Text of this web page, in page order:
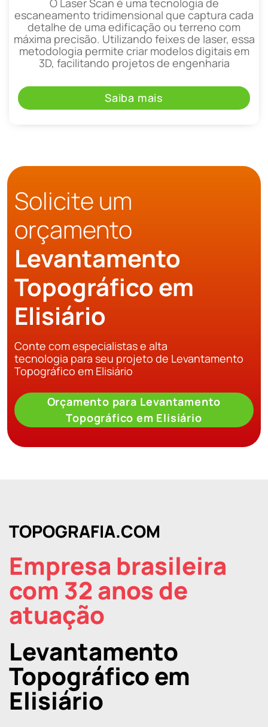
escaneamento tridimensional que captura cada
detalhe de uma edificação ou terreno com
máxima precisão. Utilizando feixes de laser, essa
metodologia permite criar modelos digitais em
3D, facilitando projetos de engenharia
Saiba mais
Solicite um
orçamento
Levantamento
Topográfico em
Elisiário
Conte com especialistas e alta
tecnologia para seu projeto de Levantamento
Topográfico em Elisiário
Orçamento para Levantamento
Topográfico em Elisiário
TOPOGRAFIA.COM
Empresa brasileira
com 32 anos de
atuação
Levantamento
Topográfico em
Elisiário